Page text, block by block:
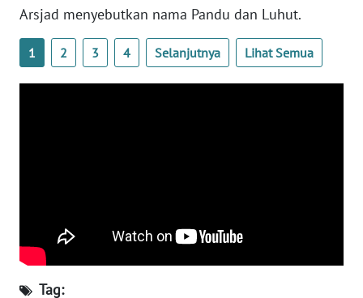
Arsjad menyebutkan nama Pandu dan Luhut.
1 2 3 4 Selanjutnya Lihat Semua
Tag:
WN
NTT
WN
KEPRI
WN
RIAU